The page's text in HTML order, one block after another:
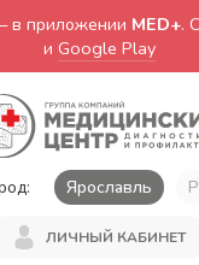
в приложении MED+.
и Google Play
Ярославль
ЛИЧНЫЙ КАБИНЕТ